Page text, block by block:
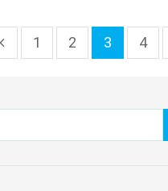
1 2 3 4